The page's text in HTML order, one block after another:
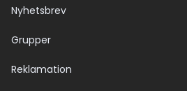
Nyhetsbrev
Grupper
Reklamation